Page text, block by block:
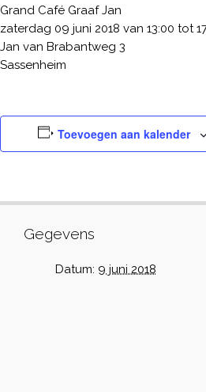
Grand Café Graaf Jan
zaterdag 09 juni 2018 van 13:00 tot
Jan van Brabantweg 3
Sassenheim
Toevoegen aan kalender
Gegevens
Datum: 9 juni 2018